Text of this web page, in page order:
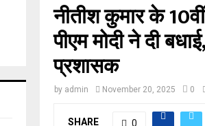
नीतीश कुमार के
पीएम मोदी ने दी
प्रशासक
by admin November 20, 2025 0
SHARE 0